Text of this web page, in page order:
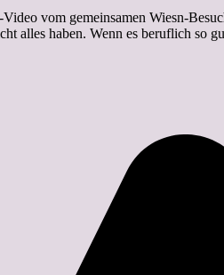
vom gemeinsamen Wiesn-
alles haben. Wenn es beruflich so